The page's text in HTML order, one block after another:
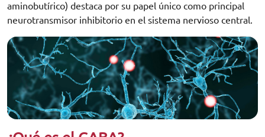
aminobutírico) destaca por su papel único como principal
neurotransmisor inhibitorio en el sistema nervioso central.